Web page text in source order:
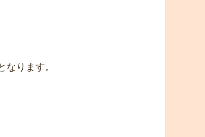
ります。